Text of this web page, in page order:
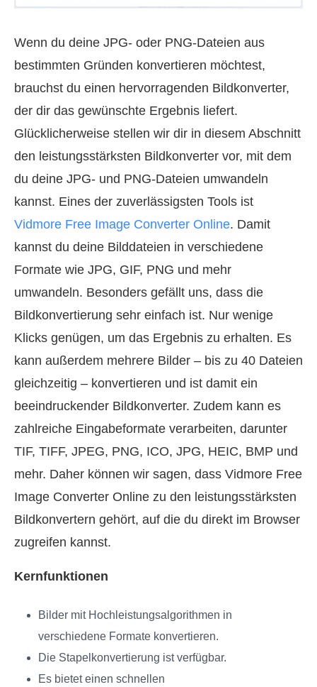
Wenn du deine JPG- oder PNG-Dateien aus
bestimmten Gründen konvertieren möchtest,
brauchst du einen hervorragenden Bildkonverter,
der dir das gewünschte Ergebnis liefert.
Glücklicherweise stellen wir dir in diesem Abschnitt
den leistungsstärksten Bildkonverter vor, mit dem
du deine JPG- und PNG-Dateien umwandeln
kannst. Eines der zuverlässigsten Tools ist
Vidmore Free Image Converter Online. Damit
kannst du deine Bilddateien in verschiedene
Formate wie JPG, GIF, PNG und mehr
umwandeln. Besonders gefällt uns, dass die
Bildkonvertierung sehr einfach ist. Nur wenige
Klicks genügen, um das Ergebnis zu erhalten. Es
kann außerdem mehrere Bilder – bis zu 40 Dateien
gleichzeitig – konvertieren und ist damit ein
beeindruckender Bildkonverter. Zudem kann es
zahlreiche Eingabeformate verarbeiten, darunter
TIF, TIFF, JPEG, PNG, ICO, JPG, HEIC, BMP und
mehr. Daher können wir sagen, dass Vidmore Free
Image Converter Online zu den leistungsstärksten
Bildkonvertern gehört, auf die du direkt im Browser
zugreifen kannst.
Kernfunktionen
Bilder mit Hochleistungs­algorithmen in
verschiedene Formate konvertieren.
Die Stapelkonvertierung ist verfügbar.
Es bietet einen schnellen